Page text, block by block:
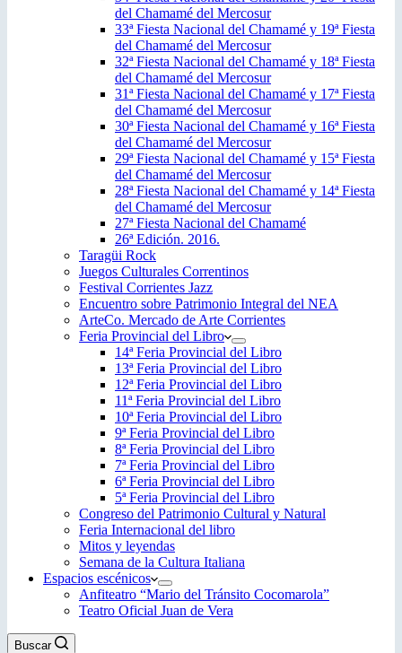
del Chamamé del Mercosur
33ª Fiesta Nacional del Chamamé y 19ª Fiesta
del Chamamé del Mercosur
32ª Fiesta Nacional del Chamamé y 18ª Fiesta
del Chamamé del Mercosur
31ª Fiesta Nacional del Chamamé y 17ª Fiesta
del Chamamé del Mercosur
30ª Fiesta Nacional del Chamamé y 16ª Fiesta
del Chamamé del Mercosur
29ª Fiesta Nacional del Chamamé y 15ª Fiesta
del Chamamé del Mercosur
28ª Fiesta Nacional del Chamamé y 14ª Fiesta
del Chamamé del Mercosur
27ª Fiesta Nacional del Chamamé
26ª Edición. 2016.
Taragüi Rock
Juegos Culturales Correntinos
Festival Corrientes Jazz
Encuentro sobre Patrimonio Integral del NEA
ArteCo. Mercado de Arte Corrientes
Feria Provincial del Libro
14ª Feria Provincial del Libro
13ª Feria Provincial del Libro
12ª Feria Provincial del Libro
11ª Feria Provincial del Libro
10ª Feria Provincial del Libro
9ª Feria Provincial del Libro
8ª Feria Provincial del Libro
7ª Feria Provincial del Libro
6ª Feria Provincial del Libro
5ª Feria Provincial del Libro
Congreso del Patrimonio Cultural y Natural
Feria Internacional del libro
Mitos y leyendas
Semana de la Cultura Italiana
Espacios escénicos
Anfiteatro “Mario del Tránsito Cocomarola”
Teatro Oficial Juan de Vera
Buscar